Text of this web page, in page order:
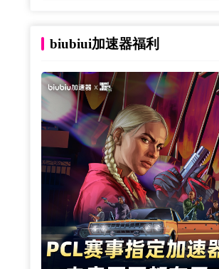
biubiui加速器福利